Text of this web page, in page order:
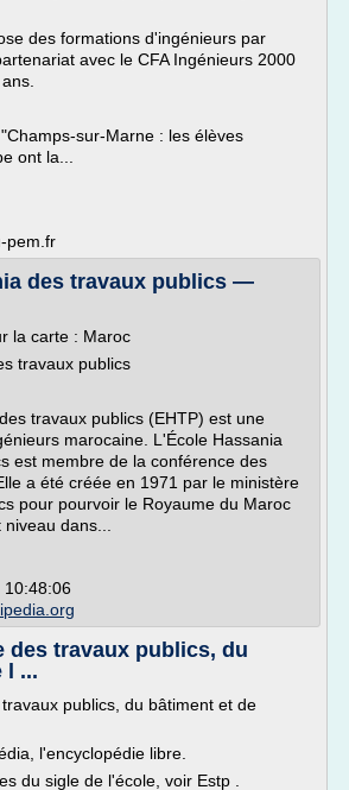
des formations d'ingénieurs par
avec le CFA Ingénieurs 2000
sur-Marne : les élèves
ont la...
pem.fr
des travaux publics —
la carte : Maroc
travaux publics
travaux publics (EHTP) est une
marocaine. L'École Hassania
est membre de la conférence des
a été créée en 1971 par le ministère
pour pourvoir le Royaume du Maroc
dans...
10:48:06
des travaux publics, du
l ...
publics, du bâtiment et de
l'encyclopédie libre.
du sigle de l'école, voir Estp .